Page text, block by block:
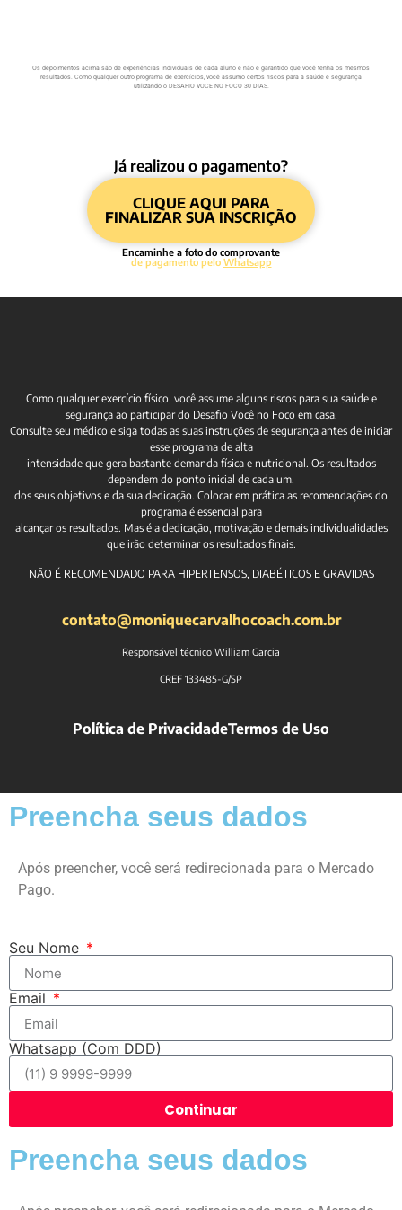
Os depoimentos acima são de experiências individuais de cada aluno e não é garantido que você tenha os mesmos
resultados. Como qualquer outro programa de exercícios, você assumo certos riscos para a saúde e segurança
utilizando o DESAFIO VOCE NO FOCO 30 DIAS.
Já realizou o pagamento?
CLIQUE AQUI PARA
FINALIZAR SUA INSCRIÇÃO
Encaminhe a foto do comprovante
de pagamento pelo Whatsapp
Como qualquer exercício físico, você assume alguns riscos para sua saúde e
segurança ao participar do Desafio Você no Foco em casa.
Consulte seu médico e siga todas as suas instruções de segurança antes de iniciar
esse programa de alta
intensidade que gera bastante demanda física e nutricional. Os resultados
dependem do ponto inicial de cada um,
dos seus objetivos e da sua dedicação. Colocar em prática as recomendações do
programa é essencial para
alcançar os resultados. Mas é a dedicação, motivação e demais individualidades
que irão determinar os resultados finais.
NÃO É RECOMENDADO PARA HIPERTENSOS, DIABÉTICOS E GRAVIDAS
contato@moniquecarvalhocoach.com.br
Responsável técnico William Garcia
CREF 133485-G/SP
Política de PrivacidadeTermos de Uso
Preencha seus dados
Após preencher, você será redirecionada para o Mercado
Pago.
Seu Nome
Email
Whatsapp (Com DDD)
Continuar
Preencha seus dados